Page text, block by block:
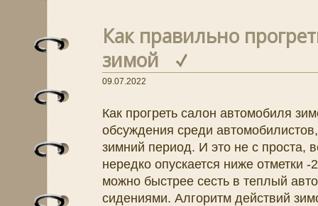
Как правильно
зимой
09.07.2022
Как прогреть салон автомобиля
обсуждения среди
зимний период. И это не с проста,
нередко опускается ниже отметки -
можно быстрее сесть в теплый
сидениями. Алгоритм действий